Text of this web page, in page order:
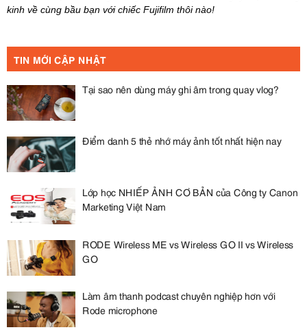
kinh về cùng bầu bạn với chiếc Fujifilm thôi nào!
TIN MỚI CẬP NHẬT
Tại sao nên dùng máy ghi âm trong quay vlog?
Điểm danh 5 thẻ nhớ máy ảnh tốt nhất hiện nay
Lớp học NHIẾP ẢNH CƠ BẢN của Công ty Canon
Marketing Việt Nam
RODE Wireless ME vs Wireless GO II vs Wireless
GO
Làm âm thanh podcast chuyên nghiệp hơn với
Rode microphone